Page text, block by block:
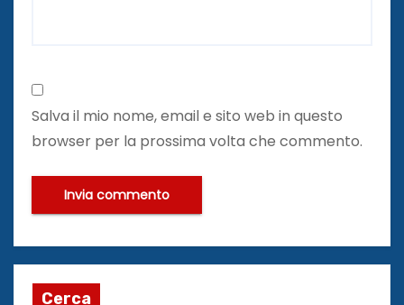
Salva il mio nome, email e sito web in questo
browser per la prossima volta che commento.
Cerca